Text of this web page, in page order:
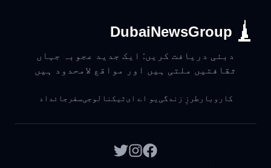
DubaiNewsGroup
دبئی دریافت کریں: ایک جدید عجوبہ جہاں
ثقافتیں ملتی ہیں اور مواقع لامحدود ہیں
کاروبار طرزِ زندگی یو اے ایٹیکنالوجیسفر جائداد